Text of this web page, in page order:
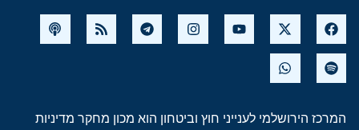
המרכז הירושלמי לענייני חוץ וביטחון הוא מכון מחקר מדיניות